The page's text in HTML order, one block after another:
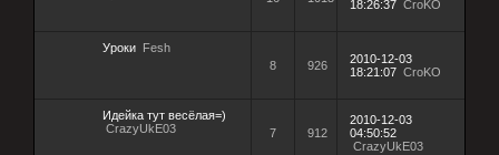
18:26:37 CroKO
Уроки Fesh
8
926
2010-12-03
18:21:07 CroKO
Идейка тут весёлая=)
CrazyUkE03
7 912
2010-12-03
04:50:52
CrazyUkE03